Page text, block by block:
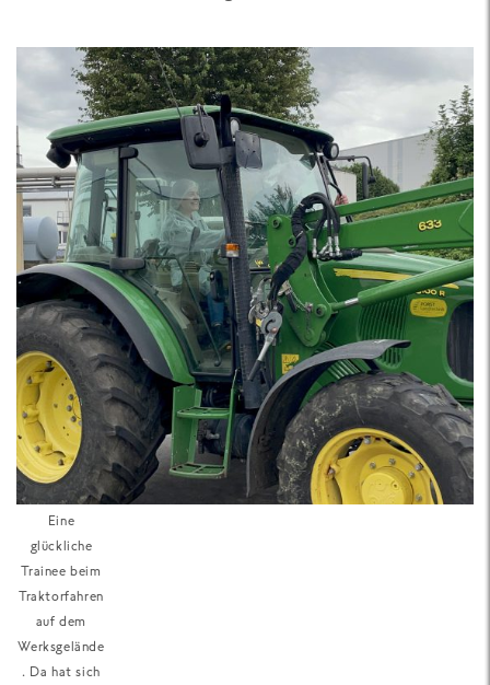
Eine
glückliche
Trainee beim
Traktorfahren
auf dem
Werksgelände
. Da hat sich